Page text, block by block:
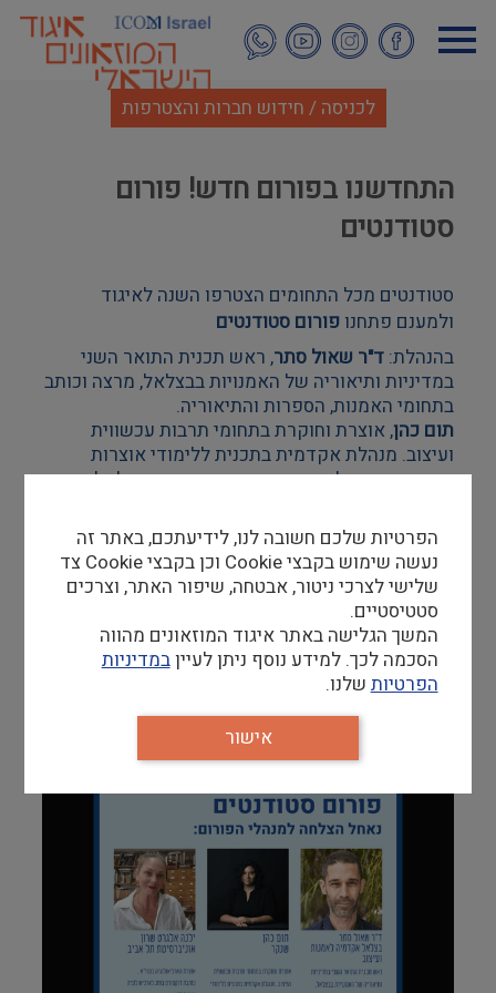
לתוכן
העיקרי
לכניסה / חידוש חברות והצטרפות
התחדשנו בפורום חדש! פורום
סטודנטים
סטודנטים מכל התחומים הצטרפו השנה לאיגוד
ולמענם פתחנו פורום סטודנטים
בהנהלת: ד"ר שאול סתר, ראש תכנית התואר השני
במדיניות ותיאוריה של האמנויות בבצלאל, מרצה וכותב
בתחומי האמנות, הספרות והתיאוריה.
תום כהן, אוצרת וחוקרת בתחומי תרבות עכשווית
ועיצוב. מנהלת אקדמית בתכנית ללימודי אוצרות
בשנקר, מרצה לתרבות חזותית וחומרית בבצלאל
לנה אלגרט שרון, אוצרת הארכיאולוגיה במוז"א, כותבת
דוקטורט בחוג לארכיאולוגיה באוניברסיטת תל אביב.
נאחל להם הצלחה!
סטודנטים המעוניינים לשמוע, לחוות וללמוד עוד לקחת
חלק בפעילויות הפורום מוזמנים להצטרף
לקבוצה השקטה שלנו>>>
למעוניינים לקבל עדכונים במייל>>>
הפרטיות שלכם חשובה לנו, לידיעתכם, באתר זה
נעשה שימוש בקבצי Cookie וכן בקבצי Cookie צד
שלישי לצרכי ניטור, אבטחה, שיפור האתר, וצרכים
סטטיסטיים.
המשך הגלישה באתר איגוד המוזאונים מהווה
הסכמה לכך. למידע נוסף ניתן לעייןבמדיניות
הפרטיות שלנו.
אישור